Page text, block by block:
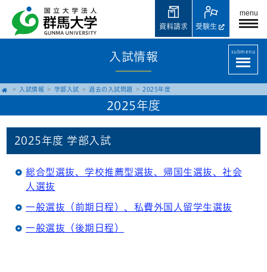
menu
受験生
資料請求
入試情報 submenu
入試情報 学部入試 過去の入試問題 2025年度
2025年度
2025年度 学部入試
総合型選抜、学校推薦型選抜、帰国生選抜、社会
人選抜
一般選抜（前期日程）、私費外国人留学生選抜
一般選抜（後期日程）